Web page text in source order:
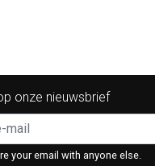
onze nieuwsbrief
your email with anyone else.